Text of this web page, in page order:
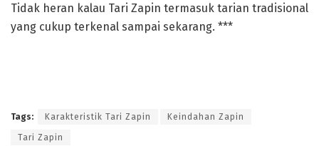
Tidak heran kalau Tari Zapin termasuk tarian tradisional
yang cukup terkenal sampai sekarang. ***
Tags: Karakteristik Tari Zapin Keindahan Zapin
Tari Zapin